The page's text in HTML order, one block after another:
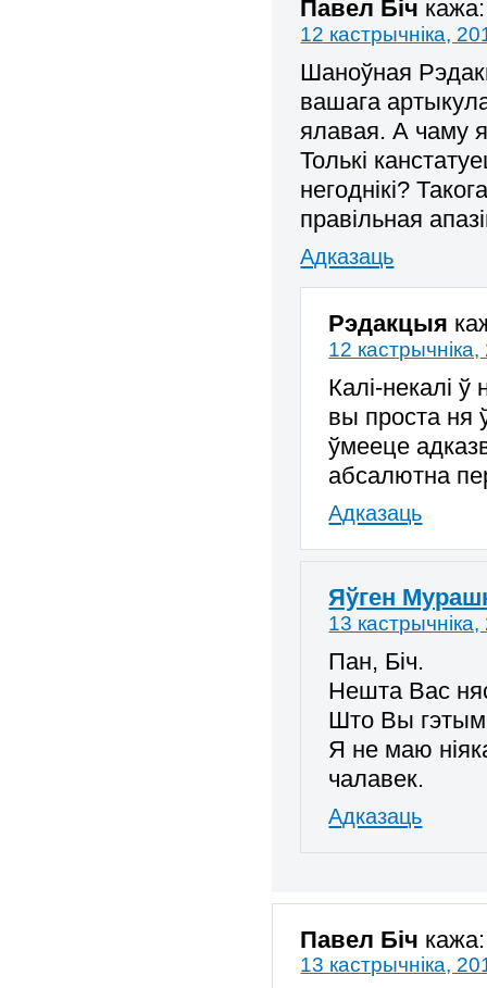
Павел Біч кажа:
12 кастрычніка,
Шаноўная
вашага
ялавая. А чаму
Толькі
негоднікі?
правільная
Адказаць
Рэдакцыя
12
Калі-некалі
вы проста
ўмееце
абсалютна
Адказаць
Яўген
13
Пан, Біч.
Нешта Вас
Што Вы гэтым
Я не маю
чалавек.
Адказаць
Павел Біч кажа:
13 кастрычніка,